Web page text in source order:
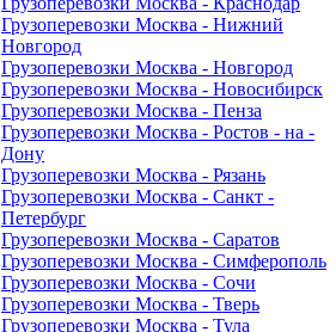
Грузоперевозки Москва - Нижний
Новгород
Грузоперевозки Москва - Новгород
Грузоперевозки Москва - Новосибирск
Грузоперевозки Москва - Пенза
Грузоперевозки Москва - Ростов - на -
Дону
Грузоперевозки Москва - Рязань
Грузоперевозки Москва - Санкт -
Петербург
Грузоперевозки Москва - Саратов
Грузоперевозки Москва - Симферополь
Грузоперевозки Москва - Сочи
Грузоперевозки Москва - Тверь
Грузоперевозки Москва - Тула